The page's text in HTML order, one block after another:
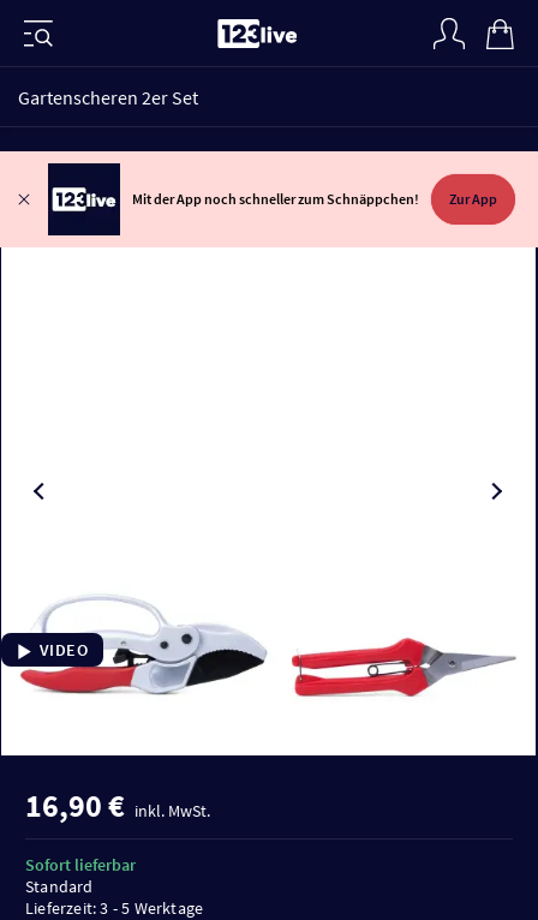
Gartenscheren 2er Set
Mit der App noch schneller zum Schnäppchen! Zur App
VIDEO
16,90 € inkl. MwSt.
Sofort lieferbar
Standard
Lieferzeit: 3 - 5 Werktage